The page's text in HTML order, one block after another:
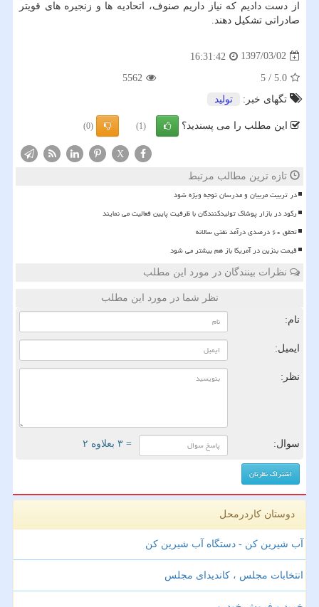
از دست دادیم كه نیاز داریم صنوف، اتحادیه ها و زنجیره های قویتر
صادراتی تشكیل دهند.
1397/03/02
16:31:42
5.0
/
5
5562
تگهای خبر:
تولید
این مطلب را می پسندید؟ (1)
(0)
X
تازه ترین مطالب مرتبط
در تربیت مربیان و مدرسان توجه ویژه شود
رکود در بازار پوشاک تولیدکنندگان با ظرفیت پایین فعالیت می نمایند
تحقق ۶۰ درصدی درآمد نفتی سالانه
قیمت بنزین در آمریکا باز هم بیشتر می شود
نظرات بینندگان در مورد این مطلب
نظر شما در مورد این مطلب
نام:
ایمیل:
نظر:
سوال: = ۳ بعلاوه ۲
دوستان کاردرمحل
آب شیرین کن - دستگاه آب شیرین کن
انتخابات مجلس ، کاندیدای مجلس